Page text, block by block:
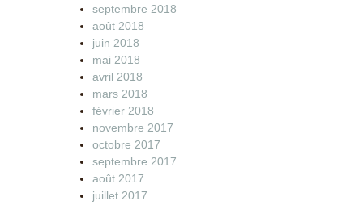
septembre 2018
août 2018
juin 2018
mai 2018
avril 2018
mars 2018
février 2018
novembre 2017
octobre 2017
septembre 2017
août 2017
juillet 2017